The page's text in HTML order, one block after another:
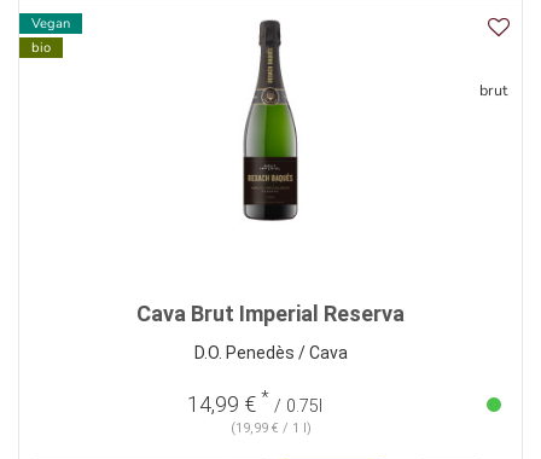
Vegan
bio
brut
Cava Brut Imperial Reserva
D.O. Penedès / Cava
14,99 € * / 0.75l
(19,99 € / 1 l)